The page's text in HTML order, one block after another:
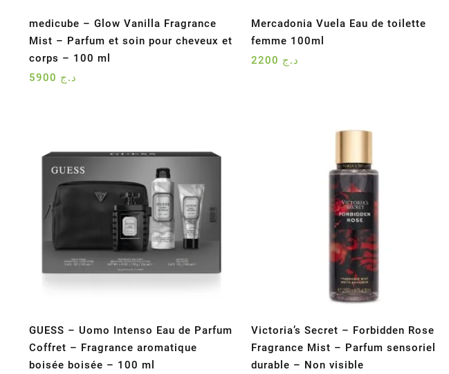
medicube – Glow Vanilla Fragrance
Mist – Parfum et soin pour cheveux et
corps – 100 ml
د.ج
Mercadonia Vuela Eau de toilette
femme 100ml
د.ج
GUESS – Uomo Intenso Eau de Parfum
Coffret – Fragrance aromatique
boisée boisée – 100 ml
Victoria’s Secret – Forbidden Rose
Fragrance Mist – Parfum sensoriel
durable – Non visible